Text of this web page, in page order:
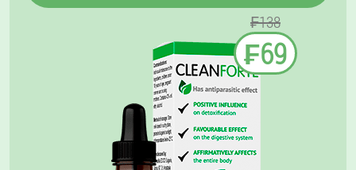
₣138
₣69